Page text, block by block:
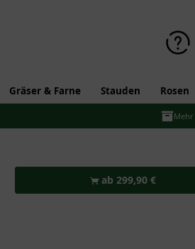
Gräser & Farne Stauden Rosen
Mehr
ab 299,90 €